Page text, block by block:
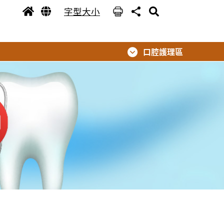
字型大小
口腔護理區